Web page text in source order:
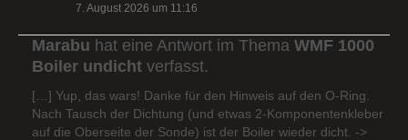
7. August 2026 um 11:16
Marabu hat eine Antwort im Thema WMF 1000
Boiler undicht verfasst.
[…] Yup, das wars! Danke für den Hinweis auf den O-Ring.
Nach Tausch der Dichtung (und etwas 2-Komponentenkleber
auf die Oberseite der Sonde) ist der Boiler wieder dicht. ->